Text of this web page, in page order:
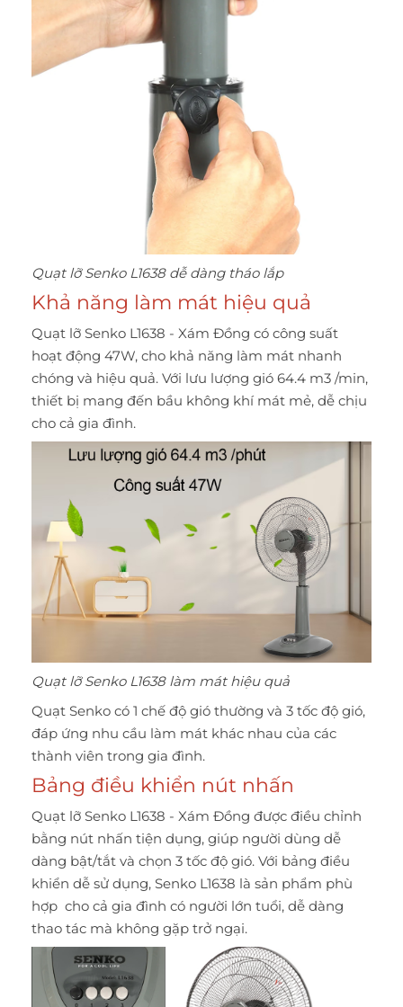
Quạt lỡ Senko L1638 dễ dàng tháo lắp
Khả năng làm mát hiệu quả
Quạt lỡ Senko L1638 - Xám Đồng có công suất
hoạt động 47W, cho khả năng làm mát nhanh
chóng và hiệu quả. Với lưu lượng gió 64.4 m3 /min,
thiết bị mang đến bầu không khí mát mẻ, dễ chịu
cho cả gia đình.
Quạt lỡ Senko L1638 làm mát hiệu quả
Quạt Senko có 1 chế độ gió thường và 3 tốc độ gió,
đáp ứng nhu cầu làm mát khác nhau của các
thành viên trong gia đình.
Bảng điều khiển nút nhấn
Quạt lỡ Senko L1638 - Xám Đồng được điều chỉnh
bằng nút nhấn tiện dụng, giúp người dùng dễ
dàng bật/tắt và chọn 3 tốc độ gió. Với bảng điều
khiển dễ sử dụng, Senko L1638 là sản phẩm phù
hợp cho cả gia đình có người lớn tuổi, dễ dàng
thao tác mà không gặp trở ngại.